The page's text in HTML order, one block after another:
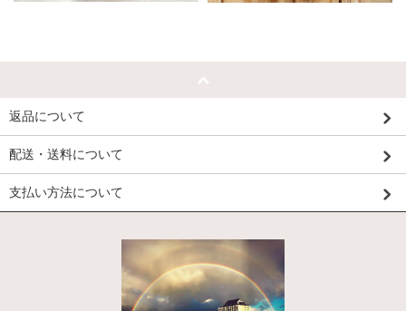
返品について
配送・送料について
支払い方法について